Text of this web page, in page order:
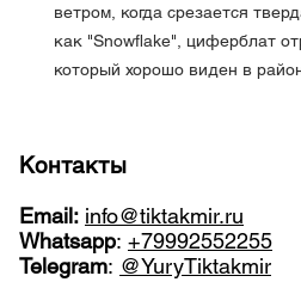
ветром, когда срезается
как "Snowflake", циферблат
который хорошо виден в
Контакты
Email: info@tiktakmir.ru
Whatsapp: +79992552255
Telegram: @YuryTiktakmir